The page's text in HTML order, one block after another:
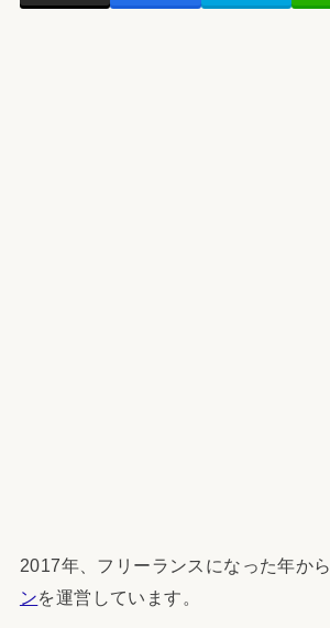
2017年、フリーランスになった年から
ンを運営しています。